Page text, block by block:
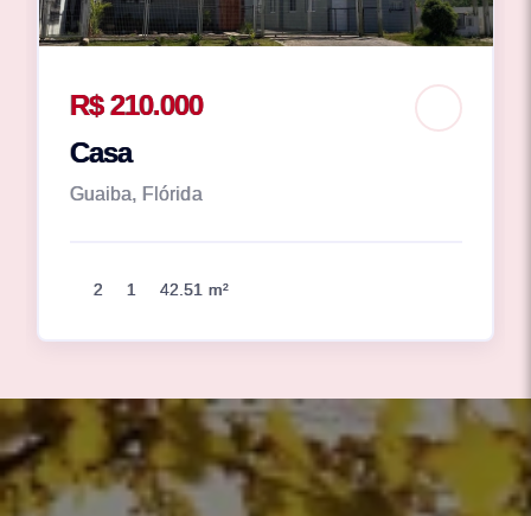
R$ 210.000
Casa
Guaiba, Flórida
2 1 42.51 m²